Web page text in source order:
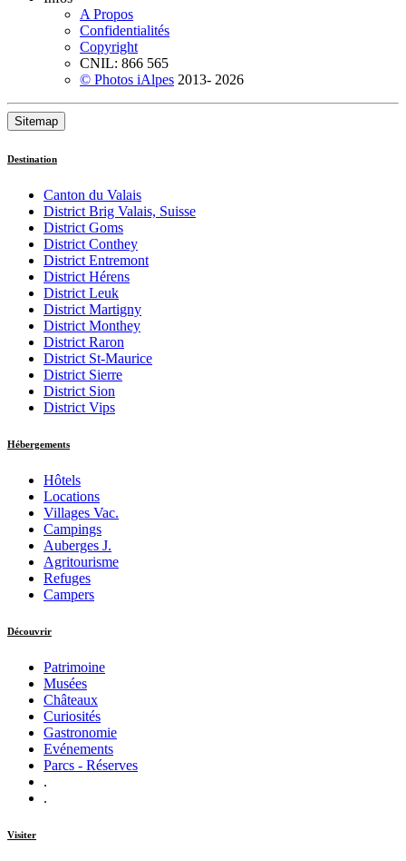
A Propos
Confidentialités
Copyright
CNIL: 866 565
© Photos iAlpes 2013- 2026
Sitemap
Destination
Canton du Valais
District Brig Valais, Suisse
District Goms
District Conthey
District Entremont
District Hérens
District Leuk
District Martigny
District Monthey
District Raron
District St-Maurice
District Sierre
District Sion
District Vips
Hébergements
Hôtels
Locations
Villages Vac.
Campings
Auberges J.
Agritourisme
Refuges
Campers
Découvrir
Patrimoine
Musées
Châteaux
Curiosités
Gastronomie
Evénements
Parcs - Réserves
.
.
Visiter